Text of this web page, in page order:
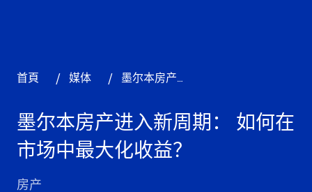
首頁 / 媒体 / 墨尔本房产进入新周期： 如何在市场中最大化收益？
墨尔本房产进入新周期： 如何在
市场中最大化收益？
房产